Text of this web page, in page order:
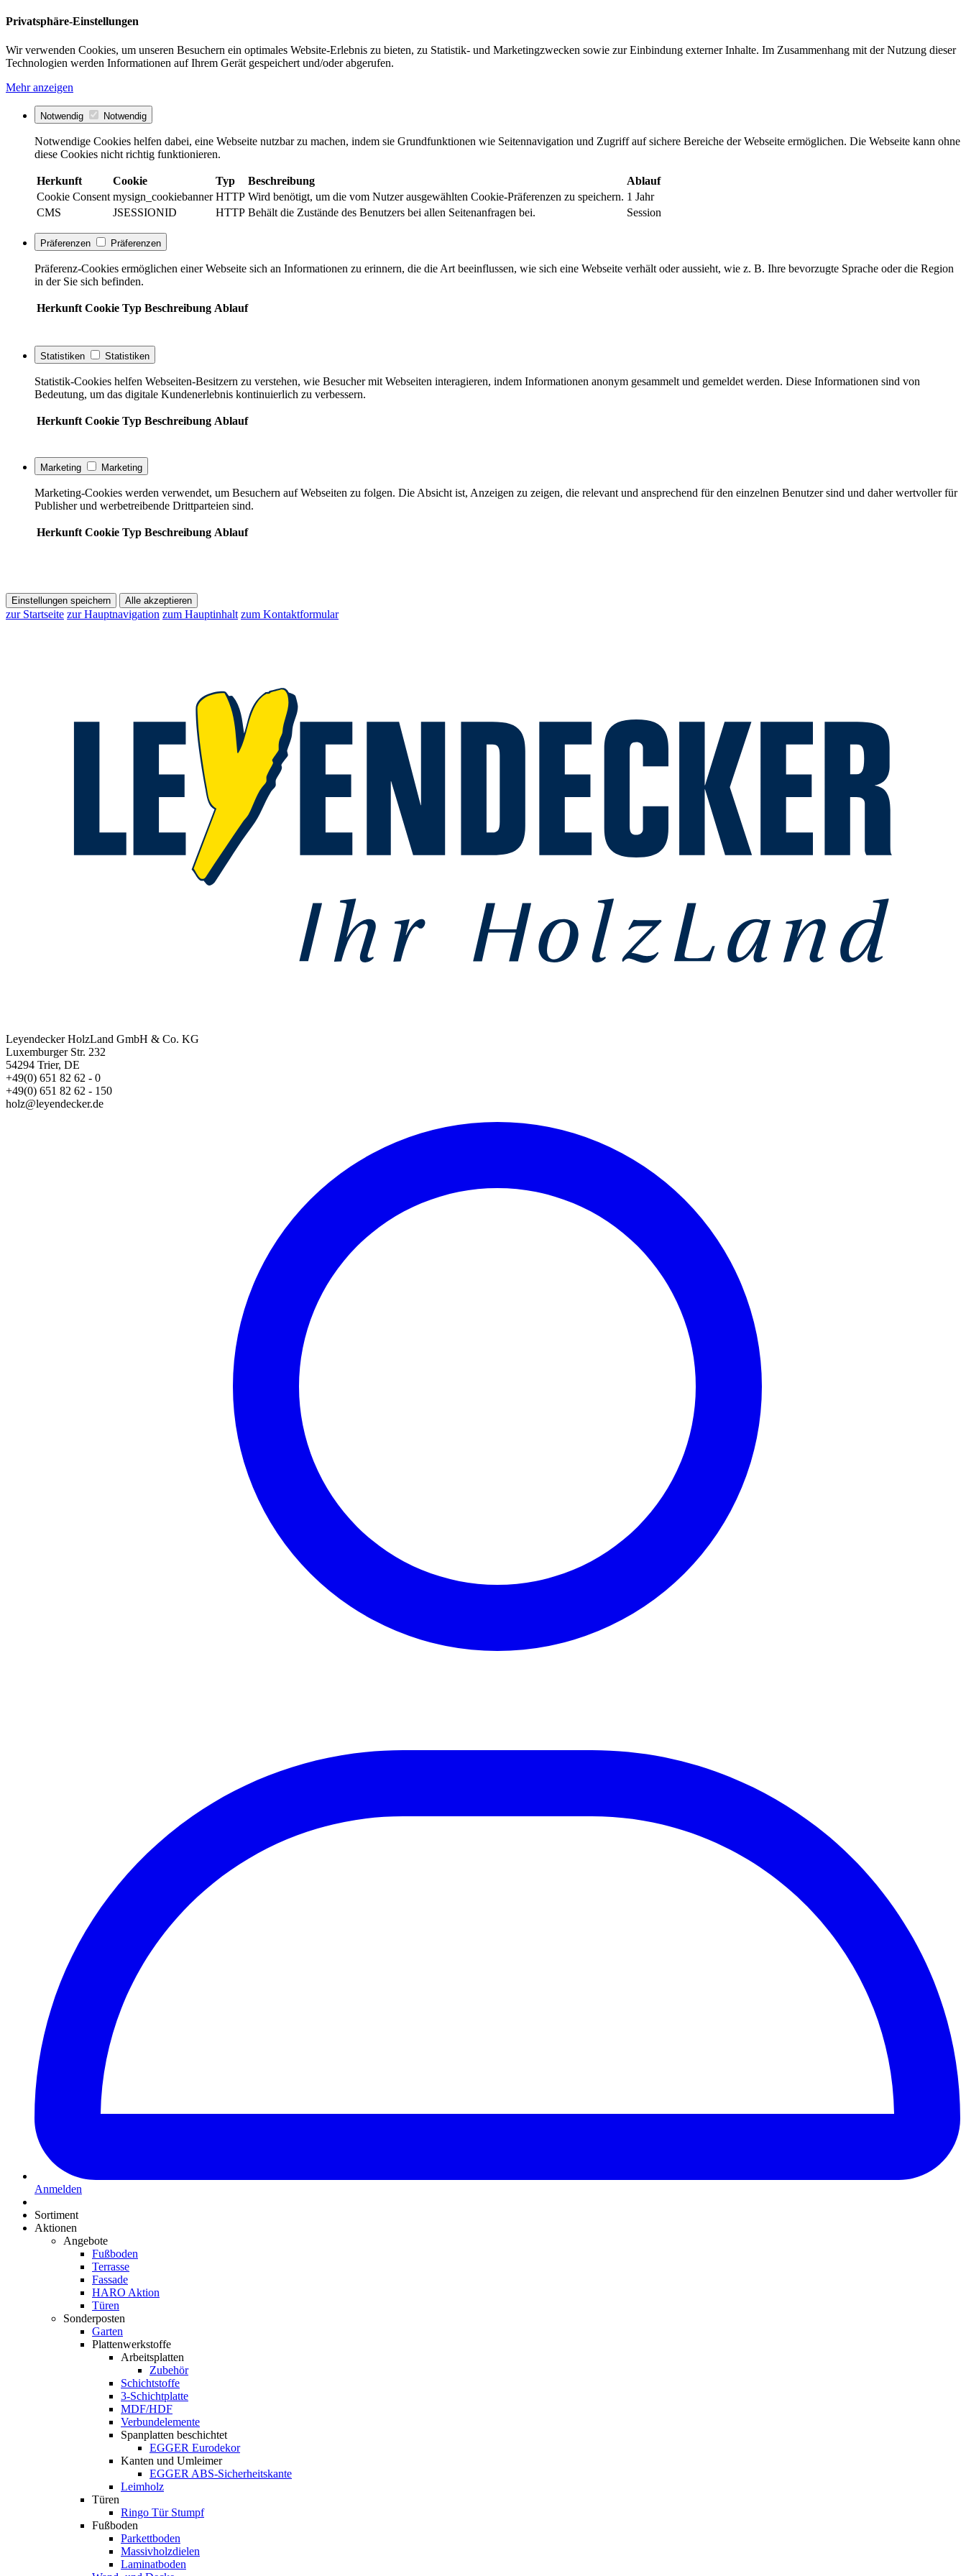
Privatsphäre-Einstellungen
Wir verwenden Cookies, um unseren Besuchern ein optimales Website-Erlebnis zu bieten, zu Statistik- und Marketingzwecken sowie zur Einbindung externer Inhalte. Im Zusammenhang mit der Nutzung dieser
Technologien werden Informationen auf Ihrem Gerät gespeichert und/oder abgerufen.
Mehr anzeigen
Notwendig Notwendig
Notwendige Cookies helfen dabei, eine Webseite nutzbar zu machen, indem sie Grundfunktionen wie Seitennavigation und Zugriff auf sichere Bereiche der Webseite ermöglichen. Die Webseite kann ohne
diese Cookies nicht richtig funktionieren.
Herkunft Cookie Typ Beschreibung
Ablauf
Cookie Consent mysign_cookiebanner HTTP Wird benötigt, um die vom Nutzer ausgewählten Cookie-Präferenzen zu speichern. 1 Jahr
CMS
JSESSIONID HTTP Behält die Zustände des Benutzers bei allen Seitenanfragen bei. Session
Präferenzen Präferenzen
Präferenz-Cookies ermöglichen einer Webseite sich an Informationen zu erinnern, die die Art beeinflussen, wie sich eine Webseite verhält oder aussieht, wie z. B. Ihre bevorzugte Sprache oder die Region
in der Sie sich befinden.
Herkunft Cookie Typ Beschreibung Ablauf
Statistiken Statistiken
Statistik-Cookies helfen Webseiten-Besitzern zu verstehen, wie Besucher mit Webseiten interagieren, indem Informationen anonym gesammelt und gemeldet werden. Diese Informationen sind von
Bedeutung, um das digitale Kundenerlebnis kontinuierlich zu verbessern.
Herkunft Cookie Typ Beschreibung Ablauf
Marketing Marketing
Marketing-Cookies werden verwendet, um Besuchern auf Webseiten zu folgen. Die Absicht ist, Anzeigen zu zeigen, die relevant und ansprechend für den einzelnen Benutzer sind und daher wertvoller für
Publisher und werbetreibende Drittparteien sind.
Herkunft Cookie Typ Beschreibung Ablauf
Einstellungen speichern Alle akzeptieren
zur Startseite zur Hauptnavigation zum Hauptinhalt zum Kontaktformular
Leyendecker HolzLand GmbH & Co. KG
Luxemburger Str. 232
54294 Trier, DE
+49(0) 651 82 62 - 0
+49(0) 651 82 62 - 150
holz@leyendecker.de
Anmelden
Sortiment
Aktionen
Angebote
Fußboden
Terrasse
Fassade
HARO Aktion
Türen
Sonderposten
Garten
Plattenwerkstoffe
Arbeitsplatten
Zubehör
Schichtstoffe
3-Schichtplatte
MDF/HDF
Verbundelemente
Spanplatten beschichtet
EGGER Eurodekor
Kanten und Umleimer
EGGER ABS-Sicherheitskante
Leimholz
Türen
Ringo Tür Stumpf
Fußboden
Parkettboden
Massivholzdielen
Laminatboden